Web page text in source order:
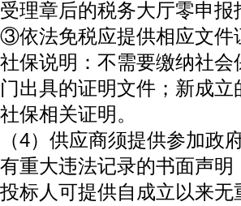
受理章后的税务大厅零申报
③依法免税应提供相应文件
社保说明：不需要缴纳社
门出具的证明文件；新成
社保相关证明。
（4）供应商须提供参加政
有重大违法记录的书面声
投标人可提供自成立以来